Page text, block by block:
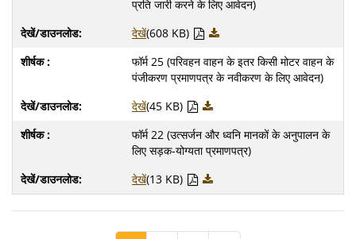
प्रति जारी करने के लिए आवेदन)
देखें(608 KB)
फॉर्म 25 (परिवहन वाहन के इतर किसी मोटर वाहन के
पंजीकरण प्रमाणपत्र के नवीकरण के लिए आवेदन)
देखें(45 KB)
फॉर्म 22 (उत्सर्जन और ध्वनि मानकों के अनुपालन के
लिए सड़क-योग्यता प्रमाणपत्र)
देखें(13 KB)